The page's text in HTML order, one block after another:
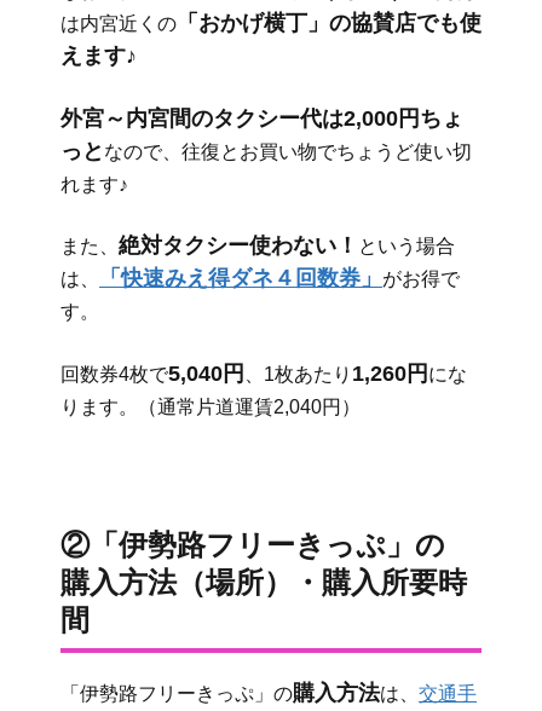
は内宮近くの 「おかげ横丁」の協賛店でも使
えます♪
外宮～内宮間のタクシー代は2,000円ちょ
っと なので、往復とお買い物でちょうど使い切
れます♪
また、 絶対タクシー使わない！ という場合
は、
「快速みえ得ダネ４回数券」
がお得で
す。
回数券4枚で5,040円 、1枚あたり 1,260円 にな
ります。（通常片道運賃2,040円）
②「伊勢路フリーきっぷ」の
購入方法（場所）・購入所要時
間
「伊勢路フリーきっぷ」の購入方法は、 交通手